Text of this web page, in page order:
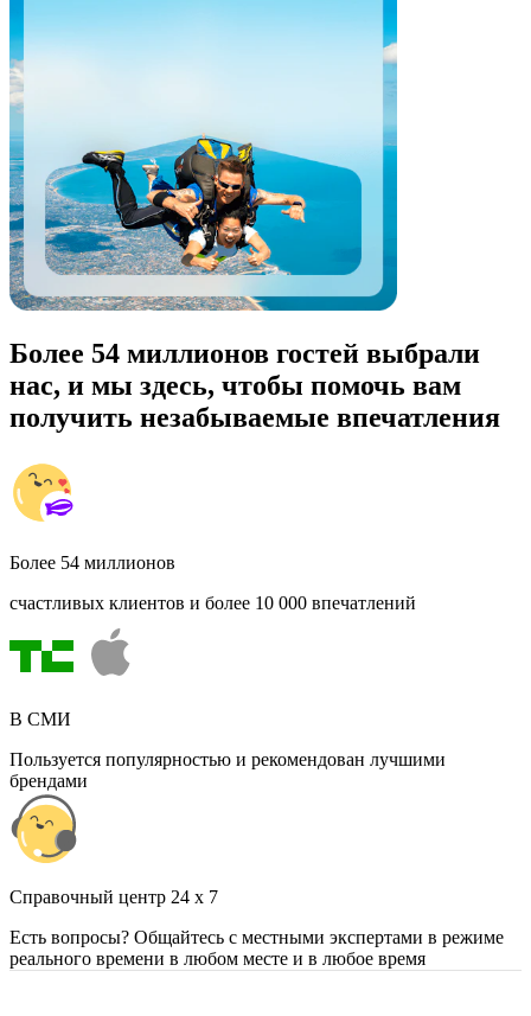
Более 54 миллионов гостей выбрали
нас, и мы здесь, чтобы помочь вам
получить незабываемые впечатления
Более 54 миллионов
счастливых клиентов и более 10 000 впечатлений
В СМИ
Пользуется популярностью и рекомендован лучшими
брендами
Cправочный центр 24 x 7
Есть вопросы? Общайтесь с местными экспертами в режиме
реального времени в любом месте и в любое время